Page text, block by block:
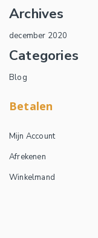
Archives
december 2020
Categories
Blog
Betalen
Mijn Account
Afrekenen
Winkelmand